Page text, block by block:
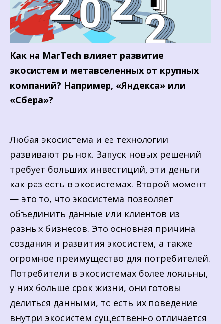
Как на MarTech влияет развитие
экосистем и метавселенных от крупных
компаний? Например, «Яндекса» или
«Сбера»?
Любая экосистема и ее технологии
развивают рынок. Запуск новых решений
требует больших инвестиций, эти деньги
как раз есть в экосистемах. Второй момент
— это то, что экосистема позволяет
объединить данные или клиентов из
разных бизнесов. Это основная причина
создания и развития экосистем, а также
огромное преимущество для потребителей.
Потребители в экосистемах более лояльны,
у них больше срок жизни, они готовы
делиться данными, то есть их поведение
внутри экосистем существенно отличается